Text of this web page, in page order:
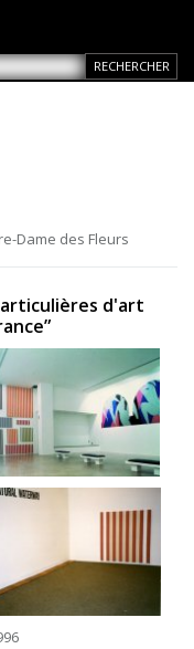
Dame des Fleurs
d'art